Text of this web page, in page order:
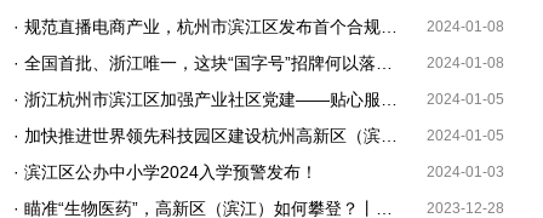
2024-01-08
2024-01-08
2024-01-05
2024-01-05
· 滨江区公办中小学2024入学预警发布！ 2024-01-03
2023-12-28